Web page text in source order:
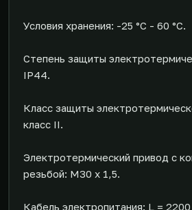
Условия хранения: -25 °С - 60 °С.
Степень защиты
IP44.
Класс защиты
класс II.
Электротермический привод с
резьбой: M30 x 1,5.
Кабель электропитания: L =